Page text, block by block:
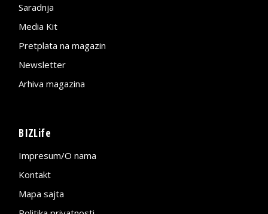
Saradnja
Media Kit
Pretplata na magazin
Newsletter
Arhiva magazina
BIZLife
Impresum/O nama
Kontakt
Mapa sajta